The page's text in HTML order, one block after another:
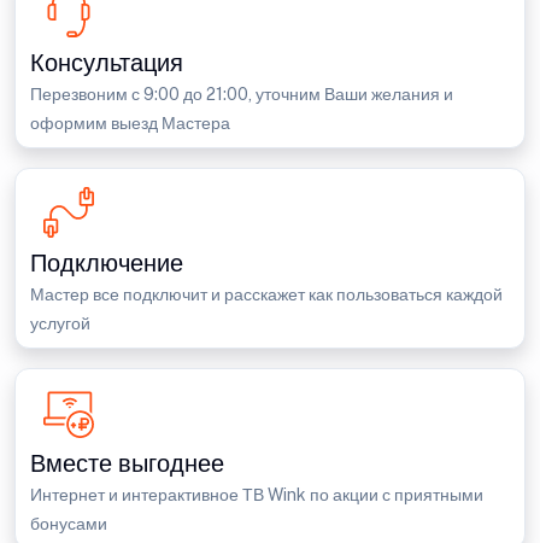
Консультация
Перезвоним с 9:00 до 21:00, уточним Ваши желания и
оформим выезд Мастера
Подключение
Мастер все подключит и расскажет как пользоваться каждой
услугой
Вместе выгоднее
Интернет и интерактивное ТВ Wink по акции с приятными
бонусами